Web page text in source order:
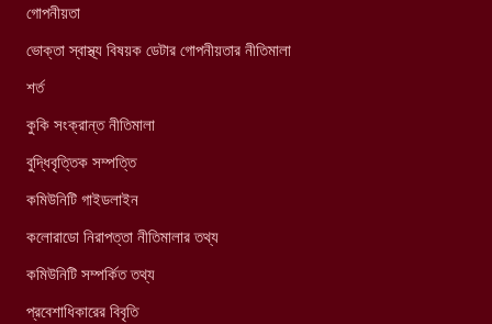
গোপনীয়তা
ভোক্তা স্বাস্থ্য বিষয়ক ডেটার গোপনীয়তার নীতিমালা
শর্ত
কুকি সংক্রান্ত নীতিমালা
বুদ্ধিবৃত্তিক সম্পত্তি
কমিউনিটি গাইডলাইন
কলোরাডো নিরাপত্তা নীতিমালার তথ্য
কমিউনিটি সম্পর্কিত তথ্য
প্রবেশাধিকারের বিবৃতি